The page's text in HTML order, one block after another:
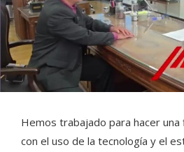
Hemos trabajado para hacer una
con el uso de la tecnología y el